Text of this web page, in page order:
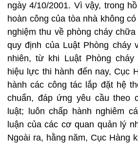
ngày 4/10/2001. Vì vậy, trong
hoàn công của tòa nhà không
nghiệm thu về phòng cháy
quy định của Luật Phòng cháy
nhiên, từ khi Luật Phòng
hiệu lực thi hành đến nay, Cục
hành các công tác lắp đặt hệ
chuẩn, đáp ứng yêu cầu theo
luật; luôn chấp hành nghiêm
luận của các cơ quan quản lý
Ngoài ra, hằng năm, Cục Hàng